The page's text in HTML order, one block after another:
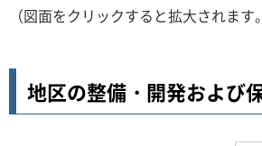
（図面をクリックすると拡大されます
地区の整備・開発および